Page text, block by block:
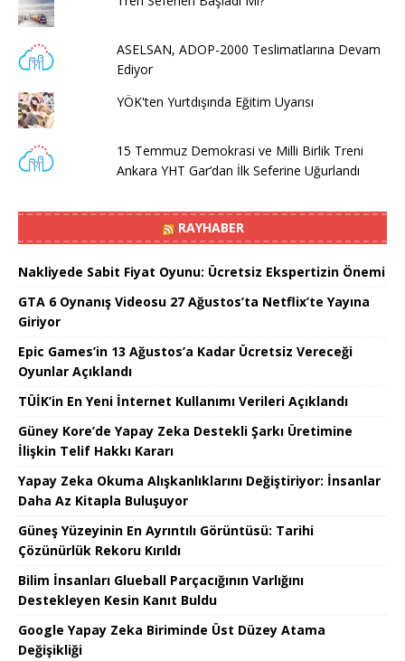
ASELSAN, ADOP-2000 Teslimatlarına Devam
Ediyor
YÖK'ten Yurtdışında Eğitim Uyarısı
15 Temmuz Demokrasi ve Milli Birlik Treni
Ankara YHT Gar’dan İlk Seferine Uğurlandı
RAYHABER
Nakliyede Sabit Fiyat Oyunu: Ücretsiz Ekspertizin Önemi
GTA 6 Oynanış Videosu 27 Ağustos’ta Netflix’te Yayına
Giriyor
Epic Games’in 13 Ağustos’a Kadar Ücretsiz Vereceği
Oyunlar Açıklandı
TÜİK’in En Yeni İnternet Kullanımı Verileri Açıklandı
Güney Kore’de Yapay Zeka Destekli Şarkı Üretimine
İlişkin Telif Hakkı Kararı
Yapay Zeka Okuma Alışkanlıklarını Değiştiriyor: İnsanlar
Daha Az Kitapla Buluşuyor
Güneş Yüzeyinin En Ayrıntılı Görüntüsü: Tarihi
Çözünürlük Rekoru Kırıldı
Bilim İnsanları Glueball Parçacığının Varlığını
Destekleyen Kesin Kanıt Buldu
Google Yapay Zeka Biriminde Üst Düzey Atama
Değişikliği